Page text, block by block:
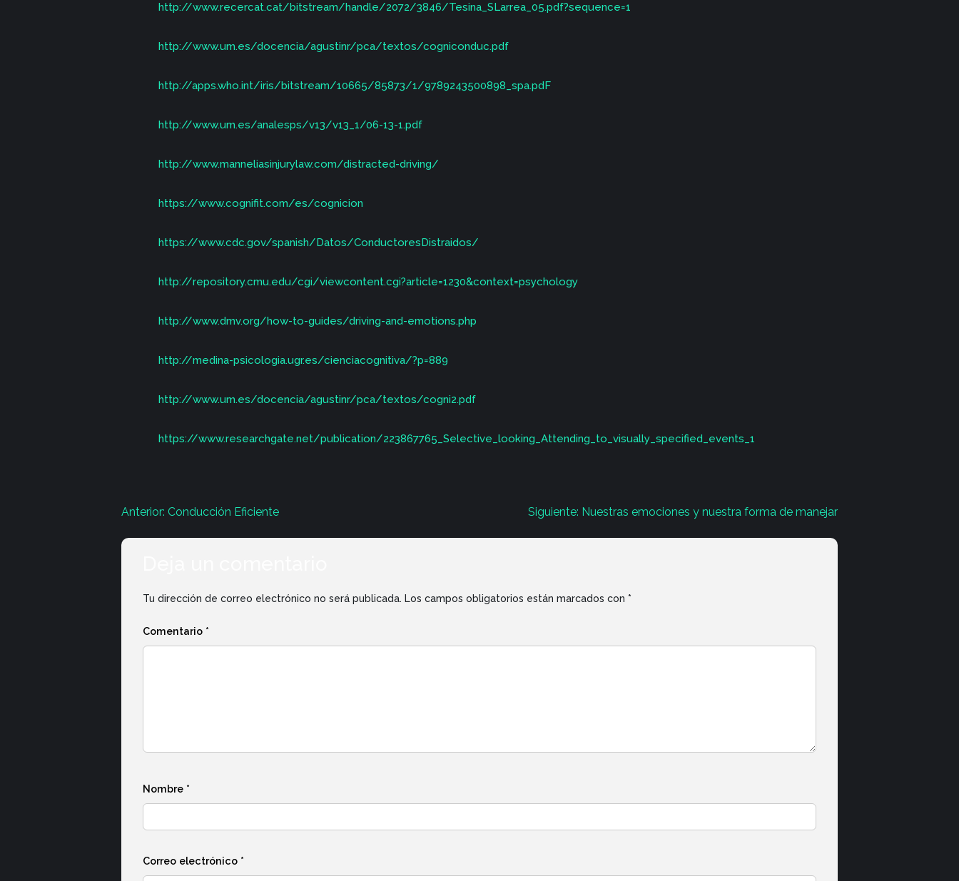
http://www.recercat.cat/bitstream/handle/2072/3846/Tesina_SLarrea_05.pdf?sequence=1
http://www.um.es/docencia/agustinr/pca/textos/cogniconduc.pdf
http://apps.who.int/iris/bitstream/10665/85873/1/9789243500898_spa.pdF
http://www.um.es/analesps/v13/v13_1/06-13-1.pdf
http://www.manneliasinjurylaw.com/distracted-driving/
https://www.cognifit.com/es/cognicion
https://www.cdc.gov/spanish/Datos/ConductoresDistraidos/
http://repository.cmu.edu/cgi/viewcontent.cgi?article=1230&context=psychology
http://www.dmv.org/how-to-guides/driving-and-emotions.php
http://medina-psicologia.ugr.es/cienciacognitiva/?p=889
http://www.um.es/docencia/agustinr/pca/textos/cogni2.pdf
https://www.researchgate.net/publication/223867765_Selective_looking_Attending_to_visually_specified_events_1
Navegación
de
Anterior: Conducción Eficiente Siguiente: Nuestras emociones y nuestra forma de manejar
Tu dirección de correo electrónico no será publicada. Los campos obligatorios están marcados con *
Comentario *
Nombre *
Correo electrónico *